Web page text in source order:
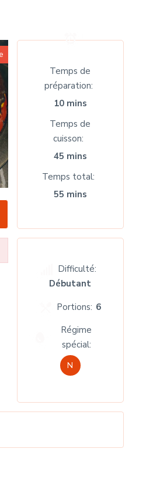
Temps de
préparation
10 mins
Temps de
cuisson
45 mins
Temps total
55 mins
Difficulté:
Débutant
Portions: 6
Régime
spécial:
N